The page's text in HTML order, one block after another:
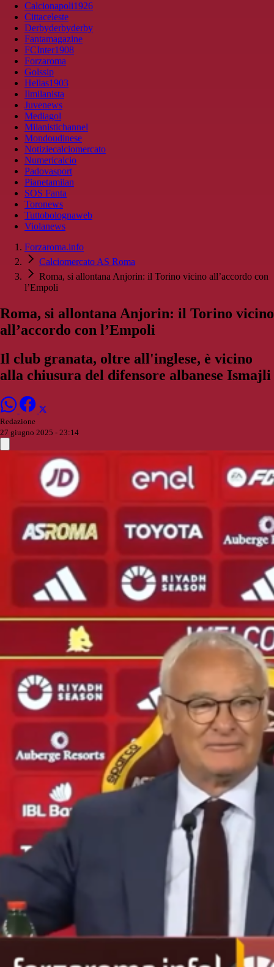
Calcionapoli1926
Cittaceleste
Derbyderbyderby
Fantamagazine
FCInter1908
Forzaroma
Golssip
Hellas1903
Ilmilanista
Juvenews
Mediagol
Milanistichannel
Mondoudinese
Notiziecalciomercato
Numericalcio
Padovasport
Pianetamilan
SOS Fanta
Toronews
Tuttobolognaweb
Violanews
Forzaroma.info
Calciomercato AS Roma
Roma, si allontana Anjorin: il Torino vicino all’accordo con
l’Empoli
Roma, si allontana Anjorin: il Torino vicino
all’accordo con l’Empoli
Il club granata, oltre all'inglese, è vicino
alla chiusura del difensore albanese Ismajli
Redazione
27 giugno 2025 - 23:14